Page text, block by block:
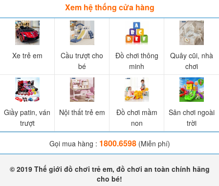
Xem hệ thống cửa hàng
Xe trẻ em
Cầu trượt cho
bé
Đồ chơi thông
minh
Quây cũi, nhà
chơi
Giầy patin, ván
trượt
Nội thất trẻ em
Đồ chơi mầm
non
Sân chơi ngoài
trời
Gọi mua hàng : 1800.6598(Miễn phí)
© 2019 Thế giới đồ chơi trẻ em, đồ chơi an toàn chính hãng
cho bé!